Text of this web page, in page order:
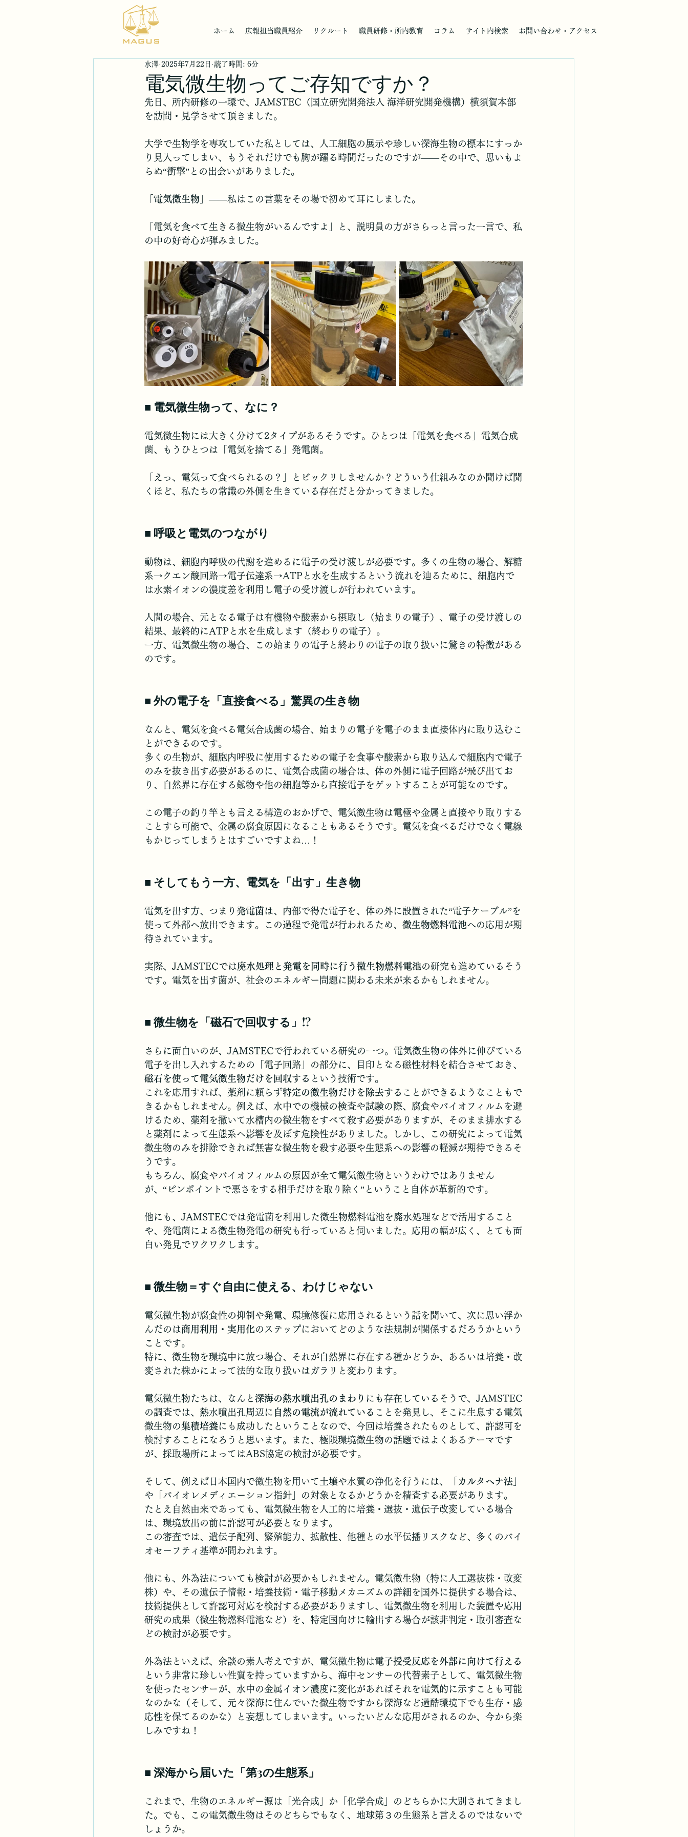
ホーム 広報担当職員紹介 リクルート 職員研修・所内教育 コラム サイト内検索 お問い合わせ・アクセス
電気微生物ってご存知ですか？
水澤 2025年7月22日 読了時間: 6分
先日、所内研修の一環で、JAMSTEC（国立研究開発法人 海洋研究開発機構）横須賀本部
を訪問・見学させて頂きました。
大学で生物学を専攻していた私としては、人工細胞の展示や珍しい深海生物の標本にすっか
り見入ってしまい、もうそれだけでも胸が躍る時間だったのですが――その中で、思いもよ
らぬ“衝撃”との出会いがありました。
電気微生物 」――私はこの言葉をその場で初めて耳にしました。
「電気を食べて生きる微生物がいるんですよ」と、説明員の方がさらっと言った一言で、私
の中の好奇心が弾みました。
■ 電気微生物って、なに？
電気微生物には大きく分けて2タイプがあるそうです。ひとつは「電気を食べる」電気合成
菌、もうひとつは「電気を捨てる」発電菌。
「えっ、電気って食べられるの？」とビックリしませんか？どういう仕組みなのか聞けば聞
くほど、私たちの常識の外側を生きている存在だと分かってきました。
■ 呼吸と電気のつながり
動物は、細胞内呼吸の代謝を進めるに電子の受け渡しが必要です。多くの生物の場合、解糖
系→クエン酸回路→電子伝達系→ATPと水を生成するという流れを辿るために、細胞内で
は水素イオンの濃度差を利用し電子の受け渡しが行われています。
人間の場合、元となる電子は有機物や酸素から摂取し（始まりの電子）、電子の受け渡しの
結果、最終的にATPと水を生成します（終わりの電子）。
一方、電気微生物の場合、この始まりの電子と終わりの電子の取り扱いに驚きの特徴がある
のです。
■ 外の電子を「直接食べる」驚異の生き物
なんと、電気を食べる電気合成菌の場合、始まりの電子を電子のまま直接体内に取り込むこ
とができるのです。
多くの生物が、細胞内呼吸に使用するための電子を食事や酸素から取り込んで細胞内で電子
のみを抜き出す必要があるのに、電気合成菌の場合は、体の外側に電子回路が飛び出てお
り、自然界に存在する鉱物や他の細胞等から直接電子をゲットすることが可能なのです。
この電子の釣り竿とも言える構造のおかげで、電気微生物は電極や金属と直接やり取りする
ことすら可能で、金属の腐食原因になることもあるそうです。電気を食べるだけでなく電線
もかじってしまうとはすごいですよね…！
■ そしてもう一方、電気を「出す」生き物
電気を出す方、つまり 発電菌は、内部で得た電子を、体の外に設置された“電子ケーブル”を
使って外部へ放出できます。この過程で発電が行われるため、 微生物燃料電池への応用が期
待されています。
実際、JAMSTECでは廃水処理と発電を同時に行う微生物燃料電池の研究も進めているそう
です。電気を出す菌が、社会のエネルギー問題に関わる未来が来るかもしれません。
■ 微生物を「磁石で回収する」!?
さらに面白いのが、JAMSTECで行われている研究の一つ。電気微生物の体外に伸びている
電子を出し入れするための「電子回路」の部分に、目印となる磁性材料を結合させておき、
磁石を使って電気微生物だけを回収する という技術です。
これを応用すれば、薬剤に頼らず特定の微生物だけを除去する ことができるようなこともで
きるかもしれません。例えば、水中での機械の検査や試験の際、腐食やバイオフィルムを避
けるため、薬剤を撒いて水槽内の微生物をすべて殺す必要がありますが、そのまま排水する
と薬剤によって生態系へ影響を及ぼす危険性がありました。しかし、この研究によって電気
微生物のみを排除できれば無害な微生物を殺す必要や生態系への影響の軽減が期待できるそ
うです。
もちろん、腐食やバイオフィルムの原因が全て電気微生物というわけではありません
が、“ピンポイントで悪さをする相手だけを取り除く”ということ自体が革新的です。
他にも、JAMSTECでは発電菌を利用した微生物燃料電池を廃水処理などで活用すること
や、発電菌による微生物発電の研究も行っていると伺いました。応用の幅が広く、とても面
白い発見でワクワクします。
■ 微生物＝すぐ自由に使える、わけじゃない
電気微生物が腐食性の抑制や発電、環境修復に応用されるという話を聞いて、次に思い浮か
んだのは商用利用・実用化のステップにおいてどのような法規制が関係するだろうかという
ことです。
特に、微生物を環境中に放つ場合、それが自然界に存在する種かどうか、あるいは培養・改
変された株かによって法的な取り扱いはガラリと変わります。
電気微生物たちは、なんと 深海の熱水噴出孔のまわり にも存在しているそうで、JAMSTEC
の調査では、熱水噴出孔周辺に 自然の電流が流れている ことを発見し、そこに生息する電気
微生物の集積培養にも成功したということなので、今回は培養されたものとして、許認可を
検討することになろうと思います。また、極限環境微生物の話題ではよくあるテーマです
が、採取場所によってはABS協定の検討が必要です。
そして、例えば日本国内で微生物を用いて土壌や水質の浄化を行うには、「 カルタヘナ法
や「バイオレメディエーション指針」の対象となるかどうかを精査する必要があります。
たとえ自然由来であっても、電気微生物を人工的に培養・選抜・遺伝子改変している場合
は、環境放出の前に許認可が必要となります。
この審査では、遺伝子配列、繁殖能力、拡散性、他種との水平伝播リスクなど、多くのバイ
オセーフティ基準が問われます。
他にも、外為法についても検討が必要かもしれません。電気微生物（特に人工選抜株・改変
株）や、その遺伝子情報・培養技術・電子移動メカニズムの詳細を国外に提供する場合は、
技術提供として許認可対応を検討する必要がありますし、電気微生物を利用した装置や応用
研究の成果（微生物燃料電池など）を、特定国向けに輸出する場合が該非判定・取引審査な
どの検討が必要です。
外為法といえば、余談の素人考えですが、電気微生物は電子授受反応を外部に向けて行える
という非常に珍しい性質を持っていますから、海中センサーの代替素子として、電気微生物
を使ったセンサーが、水中の金属イオン濃度に変化があればそれを電気的に示すことも可能
なのかな（そして、元々深海に住んでいた微生物ですから深海など過酷環境下でも生存・感
応性を保てるのかな）と妄想してしまいます。いったいどんな応用がされるのか、今から楽
しみですね！
■ 深海から届いた「第3の生態系」
これまで、生物のエネルギー源は「光合成」か「化学合成」のどちらかに大別されてきまし
た。でも、この電気微生物はそのどちらでもなく、地球第３の生態系と言えるのではないで
しょうか。